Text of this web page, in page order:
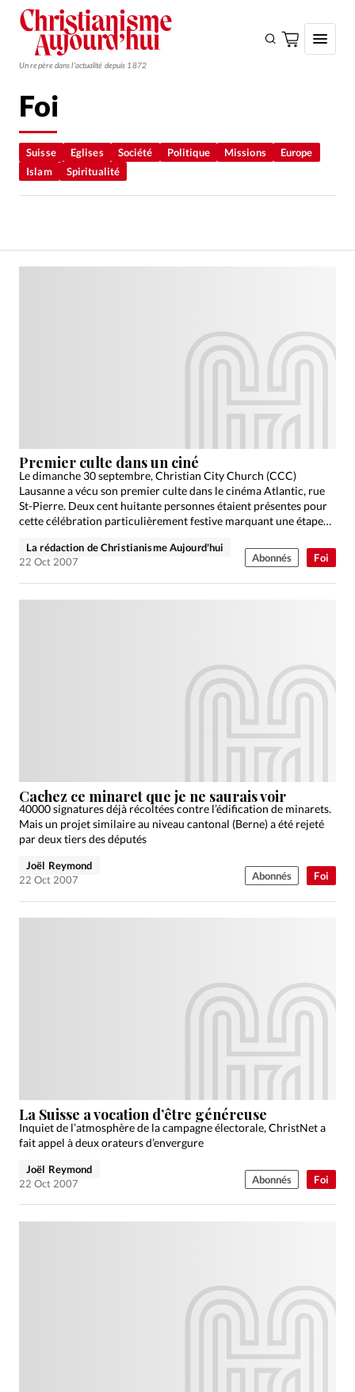
Un repère dans l'actualité depuis 1872
Monde
Eglises
Actualité internationale
Chronique
Dossier
Eglises Foi Génération réveil
Monde
Opinions
Publireportage
Relations Aujourd'hui
Société
Tour du monde des Eglises
Trait d'Ixène
Vécu
Vie Intérieure
Foi
Suisse Eglises Société Politique Missions
Europe
Islam
Spiritualité
Foi
Premier culte dans un ciné
Le dimanche 30 septembre, Christian City Church (CCC)
Lausanne a vécu son premier culte dans le cinéma Atlantic, rue
St-Pierre. Deux cent huitante personnes étaient présentes pour
cette célébration particulièrement festive marquant une étape
La rédaction de Christianisme Aujourd'hui
22 Oct 2007
Abonnés
Foi
Cachez ce minaret que je ne saurais voir
40000 signatures déjà récoltées contre l’édification de minarets.
Mais un projet similaire au niveau cantonal (Berne) a été rejeté
par deux tiers des députés
Joël Reymond
22 Oct 2007
Abonnés
Foi
La Suisse a vocation d’être généreuse
Inquiet de l’atmosphère de la campagne électorale, ChristNet a
fait appel à deux orateurs d’envergure
Joël Reymond
22 Oct 2007
Abonnés